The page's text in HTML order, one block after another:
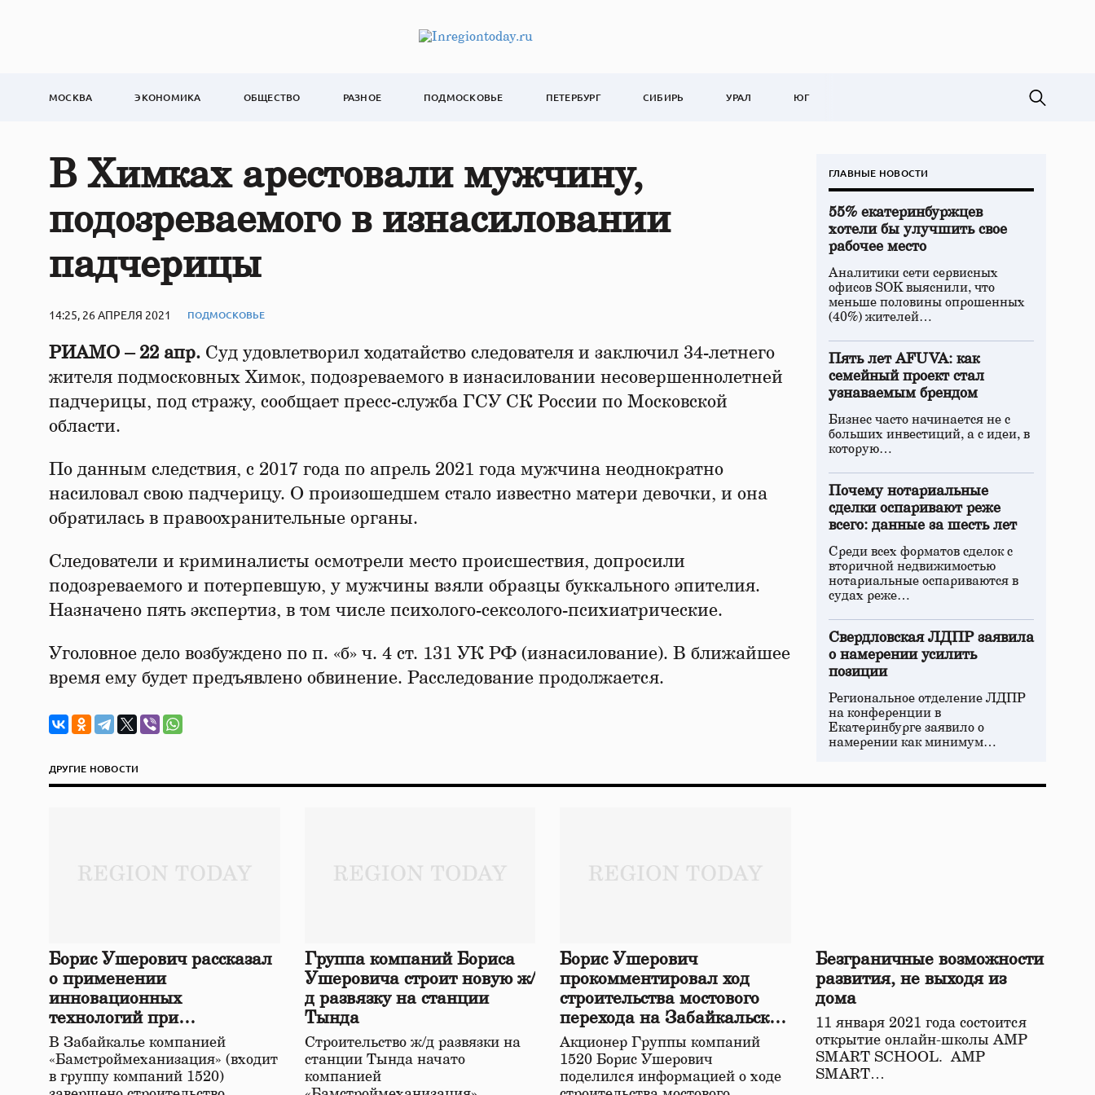
МОСКВА ЭКОНОМИКА ОБЩЕСТВО РАЗНОЕ ПОДМОСКОВЬЕ ПЕТЕРБУРГ СИБИРЬ УРАЛ ЮГ
В Химках арестовали мужчину,
подозреваемого в изнасиловании
падчерицы
14:25, 26 АПРЕЛЯ 2021 ПОДМОСКОВЬЕ
РИАМО – 22 апр. Суд удовлетворил ходатайство следователя и заключил 34-летнего
жителя подмосковных Химок, подозреваемого в изнасиловании несовершеннолетней
падчерицы, под стражу, сообщает пресс-служба ГСУ СК России по Московской
области.
По данным следствия, с 2017 года по апрель 2021 года мужчина неоднократно
насиловал свою падчерицу. О произошедшем стало известно матери девочки, и она
обратилась в правоохранительные органы.
Следователи и криминалисты осмотрели место происшествия, допросили
подозреваемого и потерпевшую, у мужчины взяли образцы буккального эпителия.
Назначено пять экспертиз, в том числе психолого-сексолого-психиатрические.
Уголовное дело возбуждено по п. «б» ч. 4 ст. 131 УК РФ (изнасилование). В ближайшее
время ему будет предъявлено обвинение. Расследование продолжается.
ГЛАВНЫЕ НОВОСТИ
55% екатеринбуржцев
хотели бы улучшить свое
рабочее место
Аналитики сети сервисных
офисов SOK выяснили, что
меньше половины опрошенных
(40%) жителей…
Пять лет AFUVA: как
семейный проект стал
узнаваемым брендом
Бизнес часто начинается не с
больших инвестиций, а с идеи, в
которую…
Почему нотариальные
сделки оспаривают реже
всего: данные за шесть лет
Среди всех форматов сделок с
вторичной недвижимостью
нотариальные оспариваются в
судах реже…
Свердловская ЛДПР заявила
о намерении усилить
позиции
Региональное отделение ЛДПР
на конференции в
Екатеринбурге заявило о
намерении как минимум…
ДРУГИЕ НОВОСТИ
Борис Ушерович рассказал
о применении
инновационных
технологий при
строительстве нового моста
в Забайкалье
В Забайкалье компанией
«Бамстроймеханизация» (входит
в группу компаний 1520)
Группа компаний Бориса
Ушеровича строит новую ж/
д развязку на станции
Тында
Строительство ж/д развязки на
станции Тында начато
компанией
Борис Ушерович
прокомментировал ход
строительства мостового
перехода на Забайкальской
железной дороге
Акционер Группы компаний
1520 Борис Ушерович
поделился информацией о ходе
Безграничные возможности
развития, не выходя из
дома
11 января 2021 года состоится
открытие онлайн-школы АМР
SMART SCHOOL. АМР
SMART…